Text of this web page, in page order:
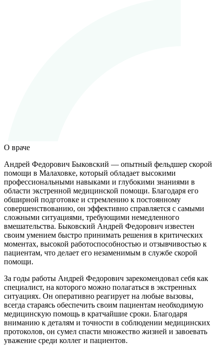
О враче
Андрей Федорович Быковский — опытный фельдшер скорой
помощи в Малаховке, который обладает высокими
профессиональными навыками и глубокими знаниями в
области экстренной медицинской помощи. Благодаря его
обширной подготовке и стремлению к постоянному
совершенствованию, он эффективно справляется с самыми
сложными ситуациями, требующими немедленного
вмешательства. Быковский Андрей Федорович известен
своим умением быстро принимать решения в критических
моментах, высокой работоспособностью и отзывчивостью к
пациентам, что делает его незаменимым в службе скорой
помощи.
За годы работы Андрей Федорович зарекомендовал себя как
специалист, на которого можно полагаться в экстренных
ситуациях. Он оперативно реагирует на любые вызовы,
всегда стараясь обеспечить своим пациентам необходимую
медицинскую помощь в кратчайшие сроки. Благодаря
вниманию к деталям и точности в соблюдении медицинских
протоколов, он сумел спасти множество жизней и завоевать
уважение среди коллег и пациентов.